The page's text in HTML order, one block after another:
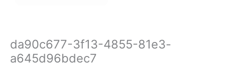
da90c677-3f13-4855-81e3-
a645d96bdec7